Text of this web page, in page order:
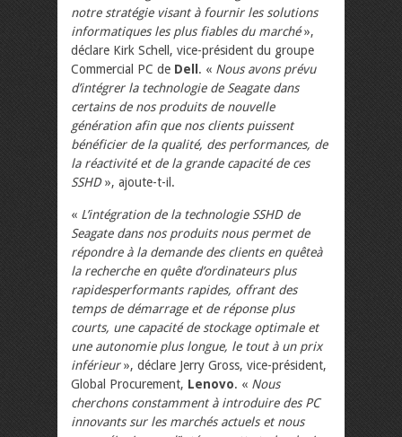
notre stratégie visant à fournir les solutions
informatiques les plus fiables du marché»,
déclare Kirk Schell, vice-président du groupe
Commercial PC de Dell . « Nous avons prévu
d’intégrer la technologie de Seagate dans
certains de nos produits de nouvelle
génération afin que nos clients puissent
bénéficier de la qualité, des performances, de
la réactivité et de la grande capacité de ces
SSHD», ajoute-t-il.
« L’intégration de la technologie SSHD de
Seagate dans nos produits nous permet de
répondre à la demande des clients en quêteà
la recherche en quête d’ordinateurs plus
rapidesperformants rapides, offrant des
temps de démarrage et de réponse plus
courts, une capacité de stockage optimale et
une autonomie plus longue, le tout à un prix
inférieur», déclare Jerry Gross, vice-président,
Global Procurement, Lenovo. « Nous
cherchons constamment à introduire des PC
innovants sur les marchés actuels et nous